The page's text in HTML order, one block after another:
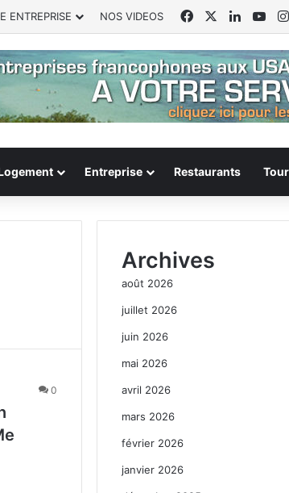
ENTREPRISE NOS VIDEOS FacebookLinkedin
Entreprise Restaurants
0
Archives
août 2026
juillet 2026
juin 2026
mai 2026
avril 2026
mars 2026
février 2026
janvier 2026